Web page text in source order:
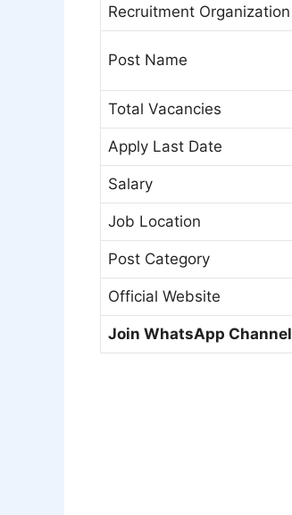
Recruitment Organization
Post Name
Total Vacancies
Apply Last Date
Salary
Job Location
Post Category
Official Website
Join WhatsApp Channel